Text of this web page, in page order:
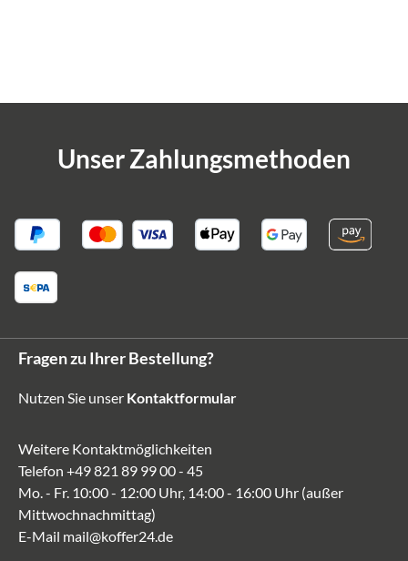
Unser Zahlungsmethoden
Fragen zu Ihrer Bestellung?
Nutzen Sie unser Kontaktformular
Weitere Kontaktmöglichkeiten
Telefon +49 821 89 99 00 - 45
Mo. - Fr. 10:00 - 12:00 Uhr, 14:00 - 16:00 Uhr (außer
Mittwochnachmittag)
E-Mail mail@koffer24.de